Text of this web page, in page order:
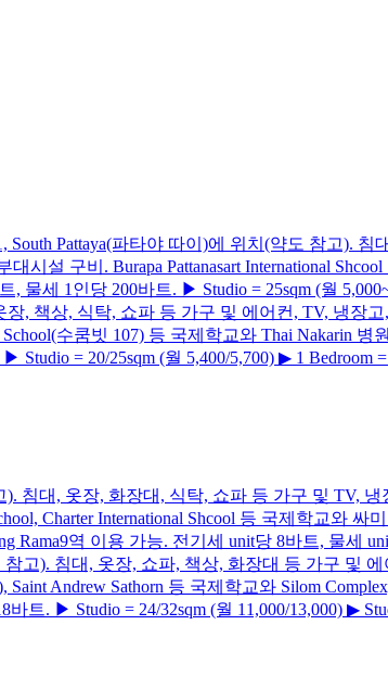
1, South Pattaya(파타야 따이)에 위치(약도 참고
설 구비. Burapa Pattanasart International
물세 1인당 200바트. ▶ Studio = 25sqm (월
장, 책상, 식탁, 쇼파 등 가구 및 에어컨, TV, 냉
School(수쿰빗 107) 등 국제학교와 Thai Nakarin
= 20/25sqm (월 5,400/5,700) ▶ 1 Bedroom
). 침대, 옷장, 화장대, 식탁, 쇼파 등 가구 및 TV,
Charter International Shcool 등 국제학교와 싸
Rama9역 이용 가능. 전기세 unit당 8바트, 물세
참고). 침대, 옷장, 쇼파, 책상, 화장대 등 가구 및
Saint Andrew Sathorn 등 국제학교와 Silom
트. ▶ Studio = 24/32sqm (월 11,000/13,000) ▶